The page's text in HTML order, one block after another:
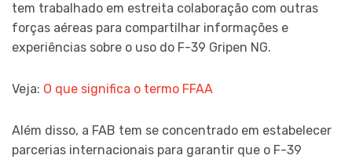
tem trabalhado em estreita colaboração com outras
forças aéreas para compartilhar informações e
experiências sobre o uso do F-39 Gripen NG.
Veja: O que significa o termo FFAA
Além disso, a FAB tem se concentrado em estabelecer
parcerias internacionais para garantir que o F-39